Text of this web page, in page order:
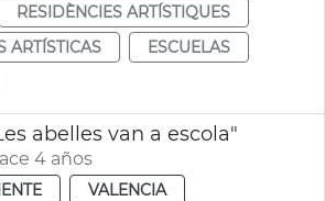
RESIDÈNCIES ARTÍSTIQUES
ARTÍSTICAS
ESCUELAS
abelles van a escola"
4 años
VALENCIA